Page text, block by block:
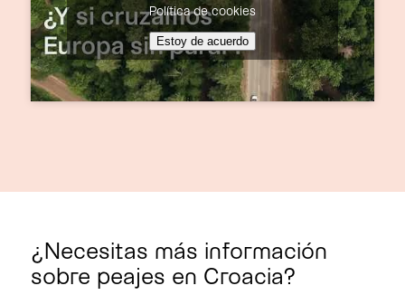
Política de cookies
Estoy de acuerdo
¿Necesitas más información
sobre peajes en Croacia?